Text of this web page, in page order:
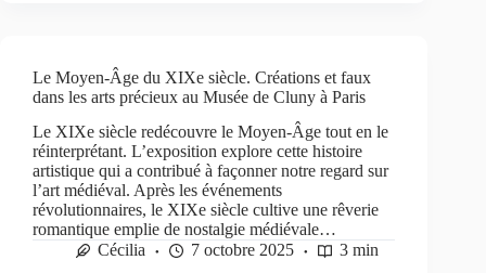
Le Moyen-Âge du XIXe siècle. Créations et faux
dans les arts précieux au Musée de Cluny à Paris
Le XIXe siècle redécouvre le Moyen-Âge tout en le
réinterprétant. L’exposition explore cette histoire
artistique qui a contribué à façonner notre regard sur
l’art médiéval. Après les événements
révolutionnaires, le XIXe siècle cultive une rêverie
romantique emplie de nostalgie médiévale…
Cécilia
7 octobre 2025 3 min